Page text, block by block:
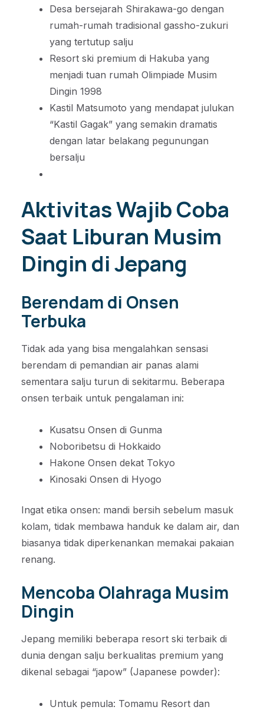
Desa bersejarah Shirakawa-go dengan
rumah-rumah tradisional gassho-zukuri
yang tertutup salju
Resort ski premium di Hakuba yang
menjadi tuan rumah Olimpiade Musim
Dingin 1998
Kastil Matsumoto yang mendapat julukan
“Kastil Gagak” yang semakin dramatis
dengan latar belakang pegunungan
bersalju
Aktivitas Wajib Coba
Saat Liburan Musim
Dingin di Jepang
Berendam di Onsen
Terbuka
Tidak ada yang bisa mengalahkan sensasi
berendam di pemandian air panas alami
sementara salju turun di sekitarmu. Beberapa
onsen terbaik untuk pengalaman ini:
Kusatsu Onsen di Gunma
Noboribetsu di Hokkaido
Hakone Onsen dekat Tokyo
Kinosaki Onsen di Hyogo
Ingat etika onsen: mandi bersih sebelum masuk
kolam, tidak membawa handuk ke dalam air, dan
biasanya tidak diperkenankan memakai pakaian
renang.
Mencoba Olahraga Musim
Dingin
Jepang memiliki beberapa resort ski terbaik di
dunia dengan salju berkualitas premium yang
dikenal sebagai “japow” (Japanese powder):
Untuk pemula: Tomamu Resort dan